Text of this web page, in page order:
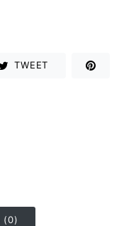
TWEET
(0)